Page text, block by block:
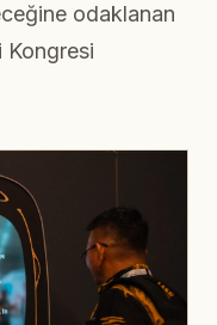
odaklanan
Kongresi